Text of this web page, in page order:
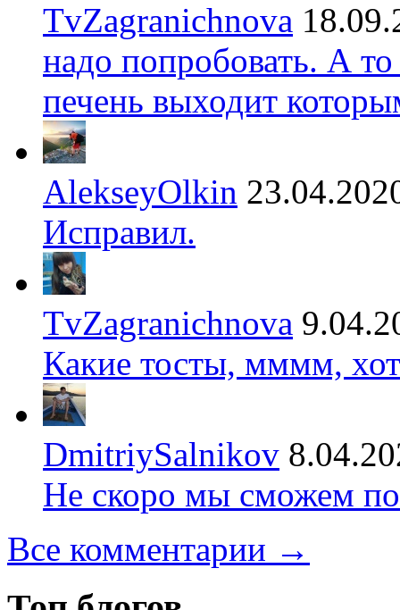
TvZagranichnova
надо попробовать. А
печень выходит
AlekseyOlkin
Исправил.
TvZagranichnova
Какие тосты, мммм,
DmitriySalnikov
Не скоро мы сможем
Все комментарии →